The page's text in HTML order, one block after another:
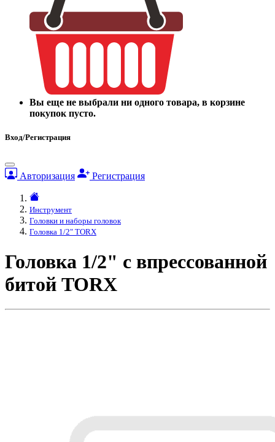
Вы еще не выбрали ни одного товара, в корзине
покупок пусто.
Вход/Регистрация
Авторизация Регистрация
Инструмент
Головки и наборы головок
Головка 1/2" TORX
Головка 1/2" с впрессованной
битой TORX